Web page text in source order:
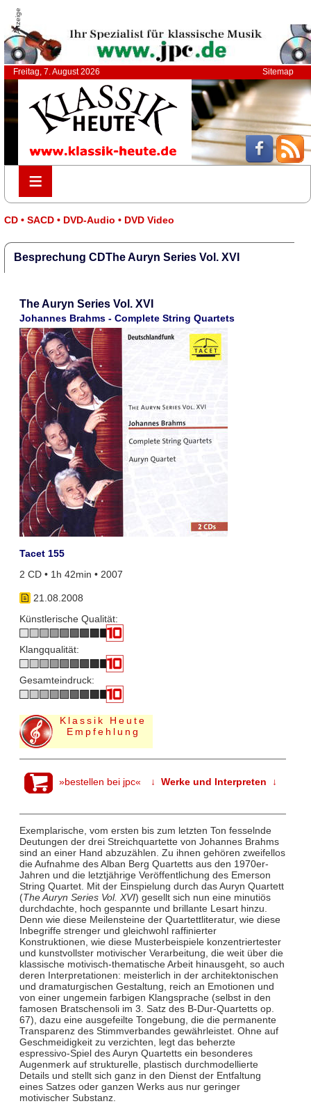
Anzeige
Freitag, 7. August 2026 Sitemap
≡
≡
CD • SACD • DVD-Audio • DVD Video
Besprechung CDThe Auryn Series Vol. XVI
The Auryn Series Vol. XVI
Johannes Brahms - Complete String Quartets
Tacet 155
2 CD • 1h 42min • 2007
21.08.2008
Künstlerische Qualität:
Klangqualität:
Gesamteindruck:
Klassik Heute
Empfehlung
»bestellen bei jpc« ↓ Werke und Interpreten ↓
Exemplarische, vom ersten bis zum letzten Ton fesselnde
Deutungen der drei Streichquartette von Johannes Brahms
sind an einer Hand abzuzählen. Zu ihnen gehören zweifellos
die Aufnahme des Alban Berg Quartetts aus den 1970er-
Jahren und die letztjährige Veröffentlichung des Emerson
String Quartet. Mit der Einspielung durch das Auryn Quartett
(The Auryn Series Vol. XVI) gesellt sich nun eine minutiös
durchdachte, hoch gespannte und brillante Lesart hinzu.
Denn wie diese Meilensteine der Quartettliteratur, wie diese
Inbegriffe strenger und gleichwohl raffinierter
Konstruktionen, wie diese Musterbeispiele konzentriertester
und kunstvollster motivischer Verarbeitung, die weit über die
klassische motivisch-thematische Arbeit hinausgeht, so auch
deren Interpretationen: meisterlich in der architektonischen
und dramaturgischen Gestaltung, reich an Emotionen und
von einer ungemein farbigen Klangsprache (selbst in den
famosen Bratschensoli im 3. Satz des B-Dur-Quartetts op.
67), dazu eine ausgefeilte Tongebung, die die permanente
Transparenz des Stimmverbandes gewährleistet. Ohne auf
Geschmeidigkeit zu verzichten, legt das beherzte
espressivo-Spiel des Auryn Quartetts ein besonderes
Augenmerk auf strukturelle, plastisch durchmodellierte
Details und stellt sich ganz in den Dienst der Entfaltung
eines Satzes oder ganzen Werks aus nur geringer
motivischer Substanz.